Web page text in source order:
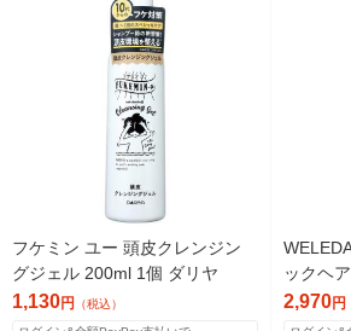
フケミン ユー 頭皮クレンジン
グジェル 200ml 1個 ダリヤ
1,130円 （税込）
ックヘ
2,970円